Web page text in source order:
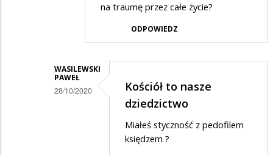
na traumę przez całe życie?
ODPOWIEDZ
WASILEWSKI
PAWEŁ
28/10/2020
Kościół to nasze
dziedzictwo
Miałeś styczność z pedofilem
księdzem ?